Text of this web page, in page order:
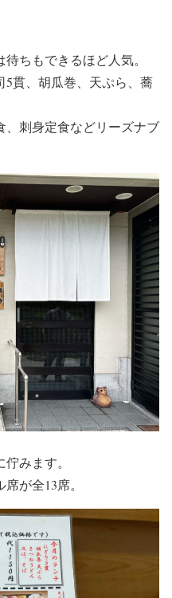
ちもできるほど人気。
5貫、胡瓜巻、天ぷら、蕎
、刺身定食などリーズナブ
みます。
が全13席。